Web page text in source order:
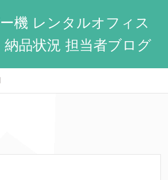
機 レンタルオフィス
納品状況 担当者ブログ